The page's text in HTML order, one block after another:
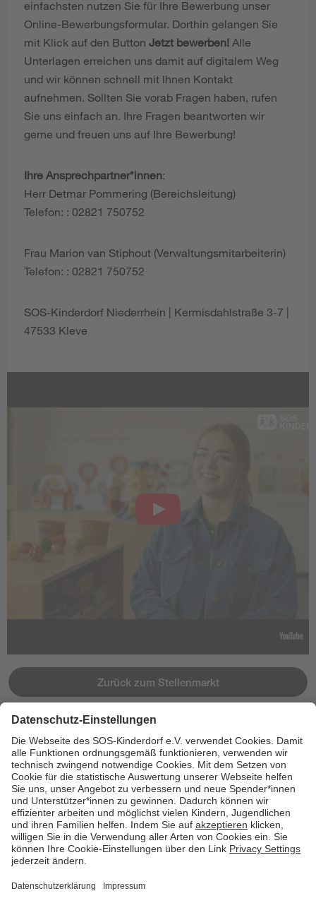
einfachsten nutzen Sie für Ihre Bewerbung unser
Online-Bewerbungsformular. Dorthin gelangen Sie
mit Klick auf den Button Jetzt bewerben! Alle
Unterlagen erreichen uns damit auf digitalem Weg
und wir können schnell mit Ihnen Kontakt
aufnehmen. Sollten Sie vorab Fragen haben, rufen
Sie uns einfach an. Ihre Fragen beantworten wir
gerne und freuen uns auf Ihre Bewerbung!
Ihre Ansprechpartner*innen:
Herr Detmar Pommering (Bereichsleitung)
Telefon: : 02821 750752
Frau Marion van Stiphout (Verwaltungsmitarbeiterin)
Telefon: : 02821 750752
SOS-Kinderdorf Niederrhein | Kermisdahlstraße 3-7 |
47533 Kleve
Zurück zum Stellenmarkt
Jetzt bewerben